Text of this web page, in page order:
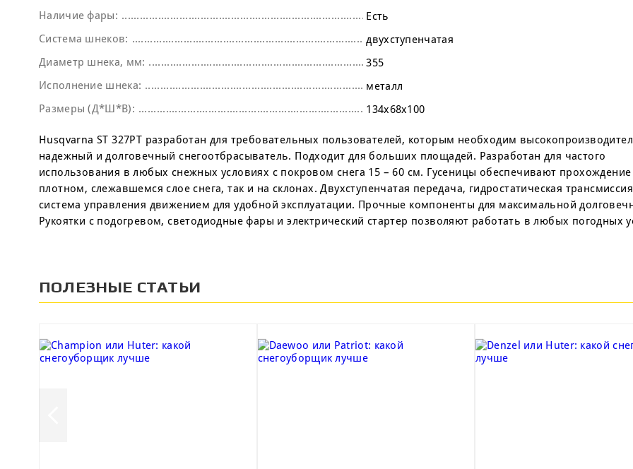
Наличие фары:
Есть
Система шнеков:
двухступенчатая
Диаметр шнека, мм:
355
Исполнение шнека:
металл
Размеры (Д*Ш*В):
134х68х100
Husqvarna ST 327PT разработан для требовательных пользователей, которым необходим
надежный и долговечный снегоотбрасыватель. Подходит для больших площадей. Разработан для частого
использования в любых снежных условиях с покровом снега 15 – 60 см. Гусеницы обеспечивают прохождение
плотном, слежавшемся слое снега, так и на склонах. Двухступенчатая передача, гидростатическая
система управления движением для удобной эксплуатации. Прочные компоненты для максимальной
Рукоятки с подогревом, светодиодные фары и электрический стартер позволяют работать в любых погодных
ПОЛЕЗНЫЕ СТАТЬИ